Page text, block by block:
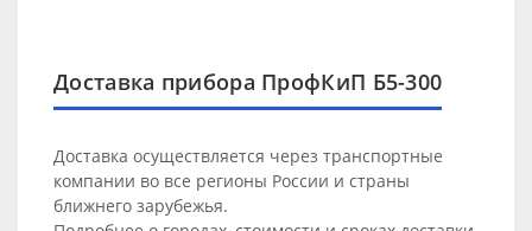
Доставка прибора ПрофКиП Б5-300
Доставка осуществляется через транспортные
компании во все регионы России и страны
ближнего зарубежья.